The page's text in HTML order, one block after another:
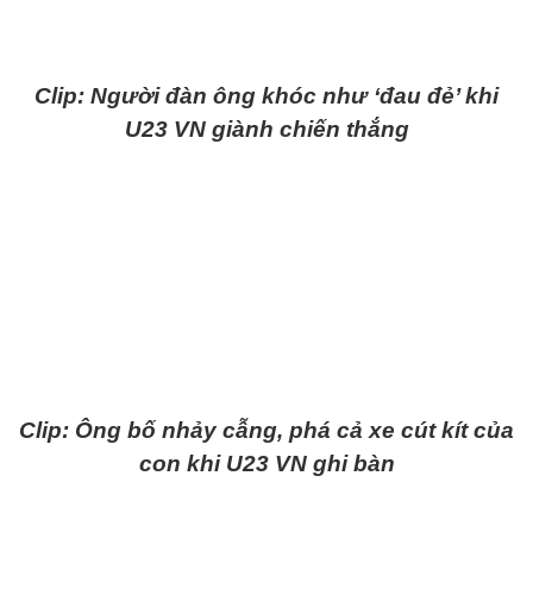
Clip: Người đàn ông khóc như ‘đau đẻ’ khi
U23 VN giành chiến thắng
Clip: Ông bố nhảy cẫng, phá cả xe cút kít của
con khi U23 VN ghi bàn